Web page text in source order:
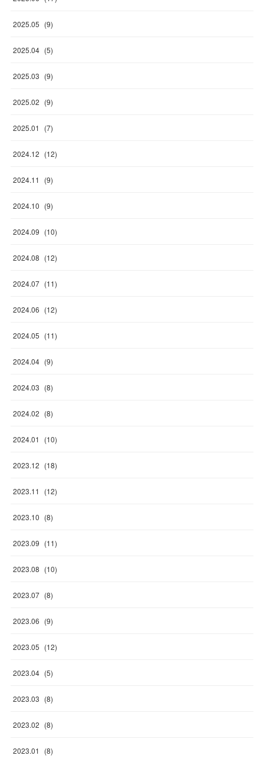
2025.05 (9)
2025.04 (5)
2025.03 (9)
2025.02 (9)
2025.01 (7)
2024.12 (12)
2024.11 (9)
2024.10 (9)
2024.09 (10)
2024.08 (12)
2024.07 (11)
2024.06 (12)
2024.05 (11)
2024.04 (9)
2024.03 (8)
2024.02 (8)
2024.01 (10)
2023.12 (18)
2023.11 (12)
2023.10 (8)
2023.09 (11)
2023.08 (10)
2023.07 (8)
2023.06 (9)
2023.05 (12)
2023.04 (5)
2023.03 (8)
2023.02 (8)
2023.01 (8)